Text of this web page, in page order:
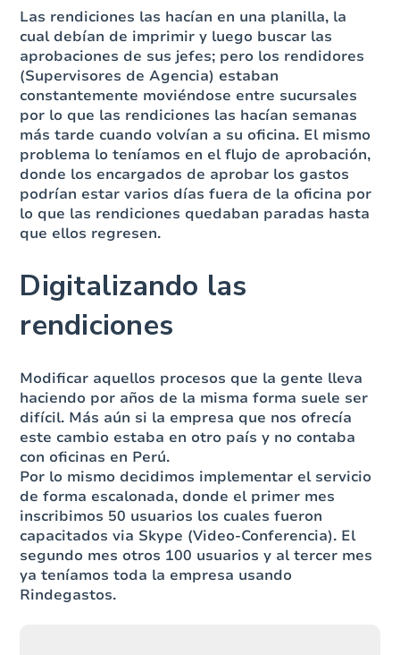
Las rendiciones las hacían en una planilla, la
cual debían de imprimir y luego buscar las
aprobaciones de sus jefes; pero los rendidores
(Supervisores de Agencia) estaban
constantemente moviéndose entre sucursales
por lo que las rendiciones las hacían semanas
más tarde cuando volvían a su oficina. El mismo
problema lo teníamos en el flujo de aprobación,
donde los encargados de aprobar los gastos
podrían estar varios días fuera de la oficina por
lo que las rendiciones quedaban paradas hasta
que ellos regresen.
Digitalizando las
rendiciones
Modificar aquellos procesos que la gente lleva
haciendo por años de la misma forma suele ser
difícil. Más aún si la empresa que nos ofrecía
este cambio estaba en otro país y no contaba
con oficinas en Perú.
Por lo mismo decidimos implementar el servicio
de forma escalonada, donde el primer mes
inscribimos 50 usuarios los cuales fueron
capacitados via Skype (Video-Conferencia). El
segundo mes otros 100 usuarios y al tercer mes
ya teníamos toda la empresa usando
Rindegastos.